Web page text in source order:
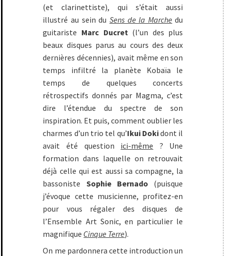
(et clarinettiste), qui s’était aussi
illustré au sein du Sens de la Marche du
guitariste Marc Ducret(l’un des plus
beaux disques parus au cours des deux
dernières décennies), avait même en son
temps infiltré la planète Kobaïa le
temps de quelques concerts
rétrospectifs donnés par Magma, c’est
dire l’étendue du spectre de son
inspiration. Et puis, comment oublier les
charmes d’un trio tel qu’Ikui Dokidont il
avait été question ici-même ? Une
formation dans laquelle on retrouvait
déjà celle qui est aussi sa compagne, la
bassoniste Sophie Bernado (puisque
j’évoque cette musicienne, profitez-en
pour vous régaler des disques de
l’Ensemble Art Sonic, en particulier le
magnifique Cinque Terre).
On me pardonnera cette introduction un